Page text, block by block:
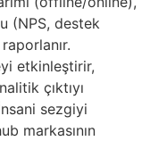
(NPS, destek
etkinleştirir,
çıktıyı
sezgiyi
markasının